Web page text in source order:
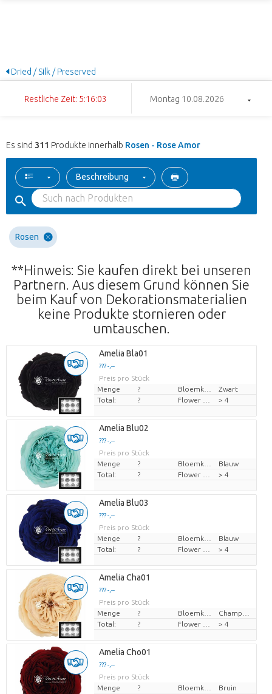
Dried / Silk / Preserved
Restliche Zeit: 5:16:02 Montag 10.08.2026
Es sind 311 Produkte innerhalb Rosen - Rose Amor
Beschreibung
Rosen
**Hinweis: Sie kaufen direkt bei unseren
Partnern. Aus diesem Grund können Sie
beim Kauf von Dekorationsmaterialien
keine Produkte stornieren oder
umtauschen.
Amelia Bla01
??? -,--
Preis pro Stück
Menge
?
Zwart
Total:
? > 4
Amelia Blu02
??? -,--
Preis pro Stück
Menge
?
Blauw
Total:
? > 4
Amelia Blu03
??? -,--
Preis pro Stück
Menge
?
Blauw
Total:
? > 4
Amelia Cha01
??? -,--
Preis pro Stück
Menge
?
Total:
? > 4
Amelia Cho01
??? -,--
Preis pro Stück
Menge
?
Bruin